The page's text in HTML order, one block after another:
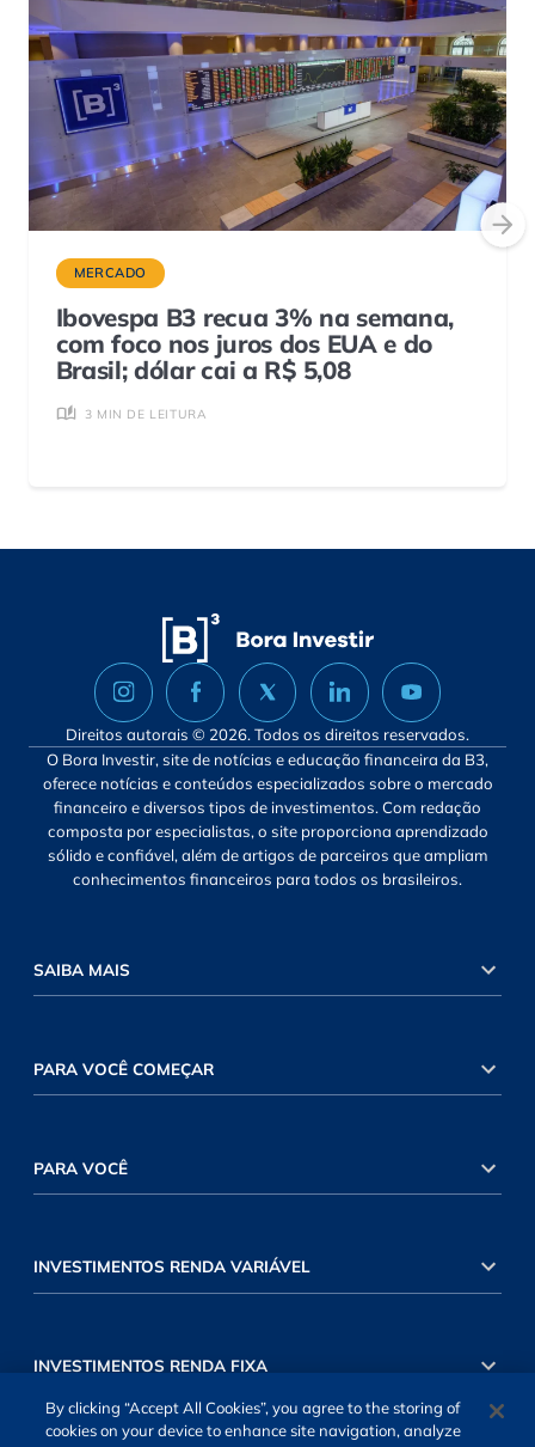
MERCADO
Ibovespa B3 recua 3% na semana,
com foco nos juros dos EUA e do
Brasil; dólar cai a R$ 5,08
3 MIN DE LEITURA
Direitos autorais © 2026. Todos os direitos reservados.
O Bora Investir, site de notícias e educação financeira da B3,
oferece notícias e conteúdos especializados sobre o mercado
financeiro e diversos tipos de investimentos. Com redação
composta por especialistas, o site proporciona aprendizado
sólido e confiável, além de artigos de parceiros que ampliam
conhecimentos financeiros para todos os brasileiros.
SAIBA MAIS
PARA VOCÊ COMEÇAR
PARA VOCÊ
INVESTIMENTOS RENDA VARIÁVEL
INVESTIMENTOS RENDA FIXA
By clicking “Accept All Cookies”, you agree to the storing of
cookies on your device to enhance site navigation, analyze